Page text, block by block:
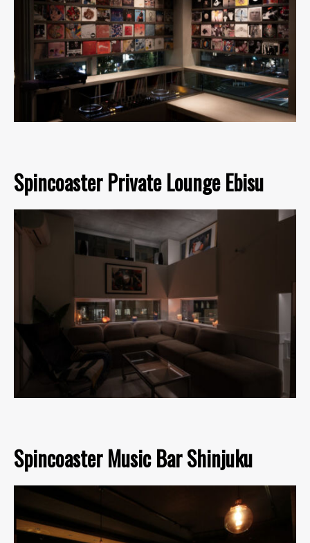
Spincoaster Private Lounge Ebisu
Spincoaster Music Bar Shinjuku